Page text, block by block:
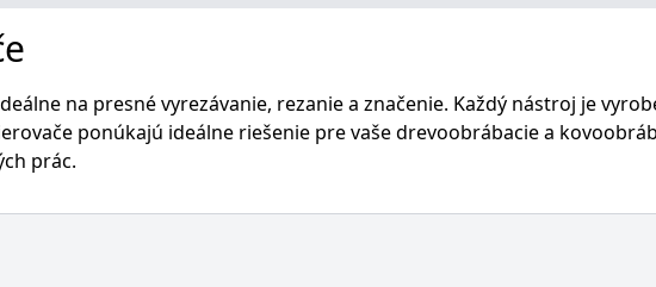
na presné vyrezávanie, rezanie a značenie. Každý nástroj je
ponúkajú ideálne riešenie pre vaše drevoobrábacie a
prác.